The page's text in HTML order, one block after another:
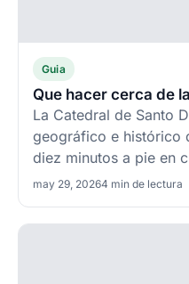
Guia
Que hacer cerca de
La Catedral de Santo
geográfico e histórico
diez minutos a pie en
may 29, 20264 min de lectura